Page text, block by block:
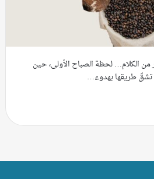
الكلام… لحظة الصباح الأولى، حين
تشقّ طريقها بهدوء…